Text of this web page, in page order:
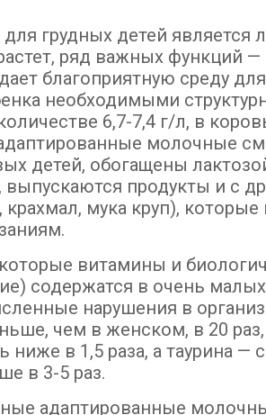
грудных детей является
ряд важных функций —
благоприятную среду
необходимыми
6,7-7,4 г/л, в
молочные
детей, обогащены
продукты и с
крахмал, мука круп),
витамины и
содержатся в очень
нарушения в
чем в женском, в 20
ниже в 1,5 раза, а таурина
в 3-5 раз.
адаптированные